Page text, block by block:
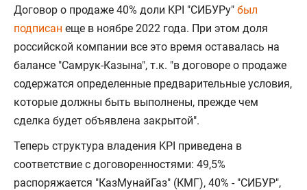
Договор о продаже 40% доли KPI "СИБУРу" был
подписан еще в ноябре 2022 года. При этом доля
российской компании все это время оставалась на
балансе "Самрук-Казына", т.к. "в договоре о продаже
содержатся определенные предварительные условия,
которые должны быть выполнены, прежде чем
сделка будет объявлена закрытой".
Теперь структура владения KPI приведена в
соответствие с договоренностями: 49,5%
распоряжается "КазМунайГаз" (КМГ), 40% - "СИБУР",